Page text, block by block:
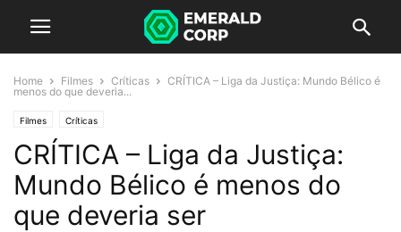
Home Filmes Críticas
CRÍTICA – Liga da Justiça: Mundo Bélico é
menos do que deveria...
Filmes Críticas
CRÍTICA – Liga da Justiça:
Mundo Bélico é menos do
que deveria ser